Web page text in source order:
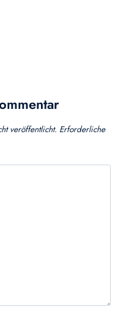
veröffentlicht. Erforderliche